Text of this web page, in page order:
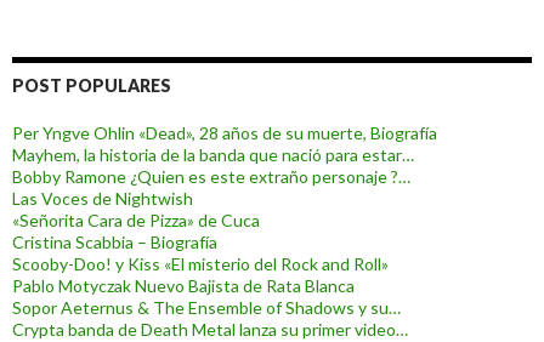
POST POPULARES
Per Yngve Ohlin «Dead», 28 años de su muerte, Biografía
Mayhem, la historia de la banda que nació para estar…
Bobby Ramone ¿Quien es este extraño personaje ?…
Las Voces de Nightwish
«Señorita Cara de Pizza» de Cuca
Cristina Scabbia – Biografía
Scooby-Doo! y Kiss «El misterio del Rock and Roll»
Pablo Motyczak Nuevo Bajista de Rata Blanca
Sopor Aeternus & The Ensemble of Shadows y su…
Crypta banda de Death Metal lanza su primer video…